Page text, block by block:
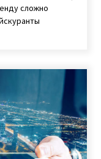
сложно